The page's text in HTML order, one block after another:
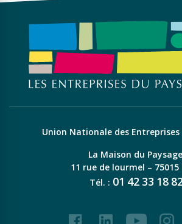
Union Nationale des Entreprises
La Maison du
11 rue de lourmel – 75015
Tél. : 01 42 33 18
FacebookLinkedInYoutube